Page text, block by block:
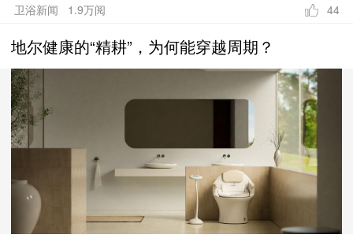
卫浴新闻 1.9万阅 44
地尔健康的“精耕”，为何能穿越周期？